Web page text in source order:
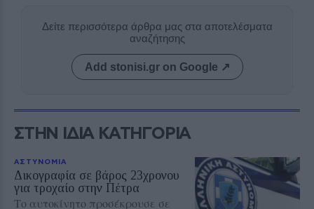
Δείτε περισσότερα άρθρα μας στα αποτελέσματα
αναζήτησης
Add stonisi.gr on Google ↗
ΣΤΗΝ ΙΔΙΑ ΚΑΤΗΓΟΡΙΑ
ΑΣΤΥΝΟΜΙΑ
Δικογραφία σε βάρος 23χρονου
για τροχαίο στην Πέτρα
Το αυτοκίνητο προσέκρουσε σε